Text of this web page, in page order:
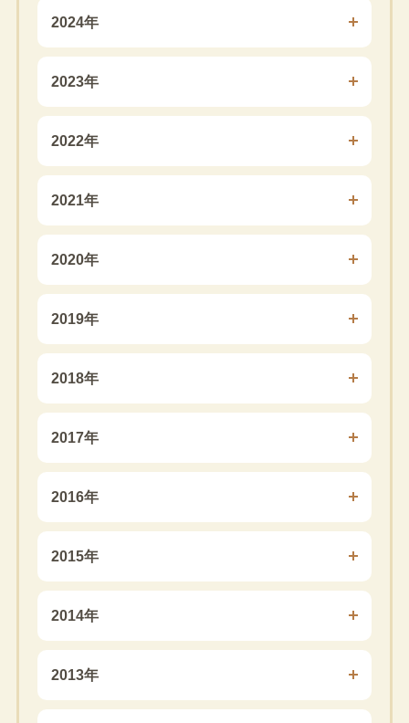
2024年
2023年
2022年
2021年
2020年
2019年
2018年
2017年
2016年
2015年
2014年
2013年